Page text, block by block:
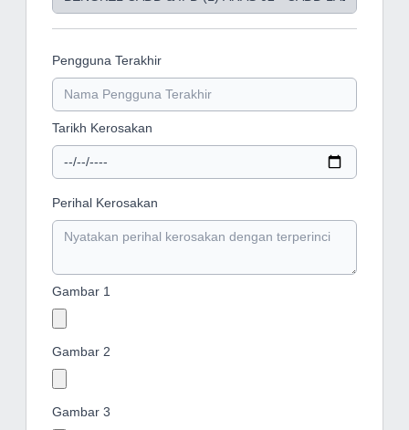
Pengguna Terakhir
Tarikh Kerosakan
Perihal Kerosakan
Gambar 1
Gambar 2
Gambar 3